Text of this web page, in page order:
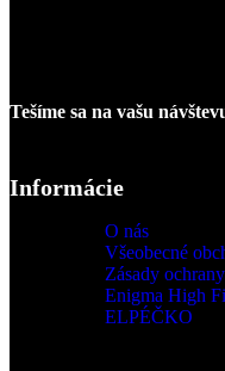
Tešíme sa na vašu
Informácie
O nás
Všeobecné
Zásady
Enigma High
ELPÉČKO